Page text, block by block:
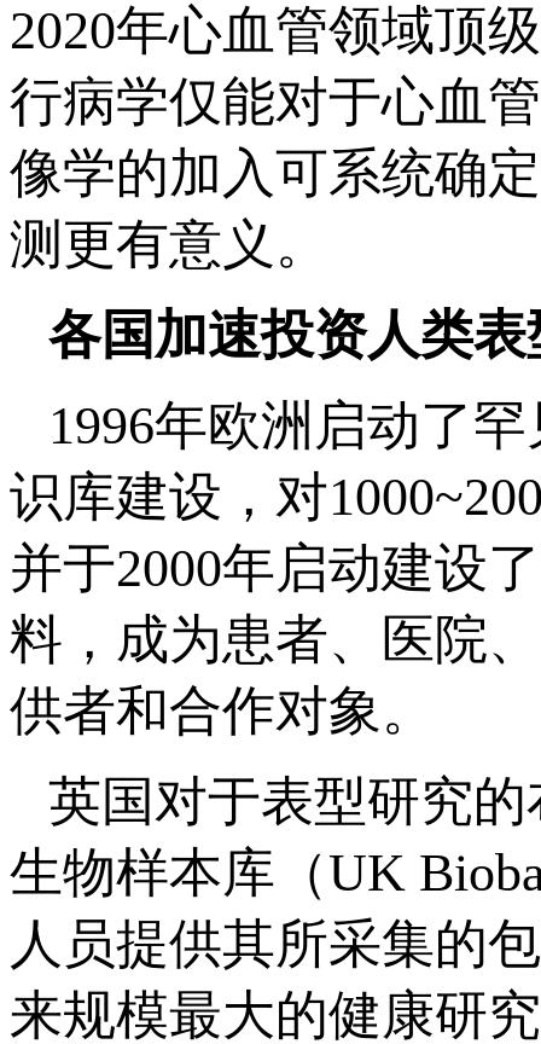
2020年心血管领域顶
行病学仅能对于心血
像学的加入可系统确
测更有意义。
各国加速投资人类
1996年欧洲启动了
识库建设，对
并于2000年启动建设
料，成为患者、医院
供者和合作对象。
英国对于表型研究
生物样本库（UK
人员提供其所采集的
来规模最大的健康研